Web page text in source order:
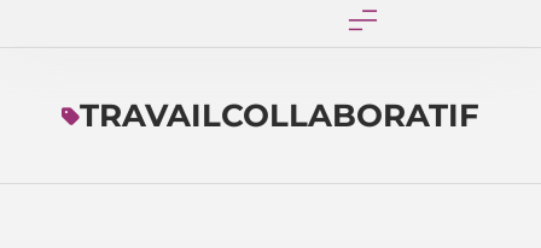
TRAVAILCOLLABORATIF